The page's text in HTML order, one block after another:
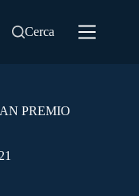
Cerca
PREMIO